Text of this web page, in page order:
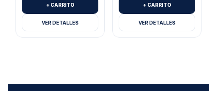
+ CARRITO
VER DETALLES
+ CARRITO
VER DETALLES